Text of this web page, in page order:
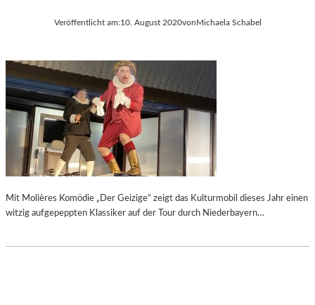
Veröffentlicht am:10. August 2020vonMichaela Schabel
Mit Molières Komödie „Der Geizige“ zeigt das Kulturmobil dieses Jahr einen
witzig aufgepeppten Klassiker auf der Tour durch Niederbayern…